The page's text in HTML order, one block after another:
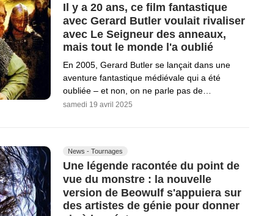
Il y a 20 ans, ce film fantastique
avec Gerard Butler voulait rivaliser
avec Le Seigneur des anneaux,
mais tout le monde l'a oublié
En 2005, Gerard Butler se lançait dans une
aventure fantastique médiévale qui a été
oubliée – et non, on ne parle pas de…
samedi 19 avril 2025
News - Tournages
Une légende racontée du point de
vue du monstre : la nouvelle
version de Beowulf s'appuiera sur
des artistes de génie pour donner